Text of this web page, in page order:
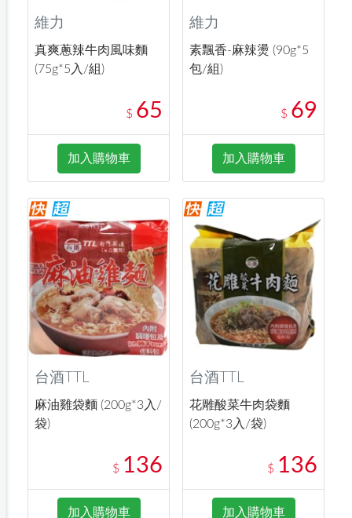
維力
真爽蔥辣牛肉風味麵
(75g*5入/組)
$ 65
加入購物車
維力
素飄香-麻辣燙 (90g*5
包/組)
$ 69
加入購物車
台酒TTL
麻油雞袋麵 (200g*3入/
袋)
$ 136
加入購物車
台酒TTL
花雕酸菜牛肉袋麵
(200g*3入/袋)
$ 136
加入購物車